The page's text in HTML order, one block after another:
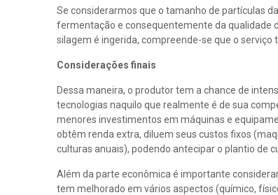
Se considerarmos que o tamanho de partículas
fermentação e consequentemente da qualidade
silagem é ingerida, compreende-se que o serviço
Considerações finais
Dessa maneira, o produtor tem a chance de
tecnologias naquilo que realmente é de sua
menores investimentos em máquinas e
obtêm renda extra, diluem seus custos fixos
culturas anuais), podendo antecipar o plantio de
Além da parte econômica é importante
tem melhorado em vários aspectos (químico,